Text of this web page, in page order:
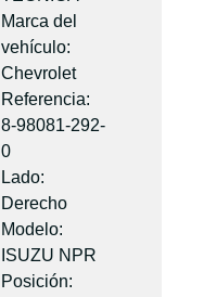
Marca del
vehículo:
Chevrolet
Referencia:
8-98081-292-
0
Lado:
Derecho
Modelo:
ISUZU NPR
Posición: